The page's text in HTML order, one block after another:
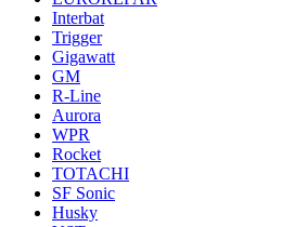
Interbat
Trigger
Gigawatt
GM
R-Line
Aurora
WPR
Rocket
TOTACHI
SF Sonic
Husky